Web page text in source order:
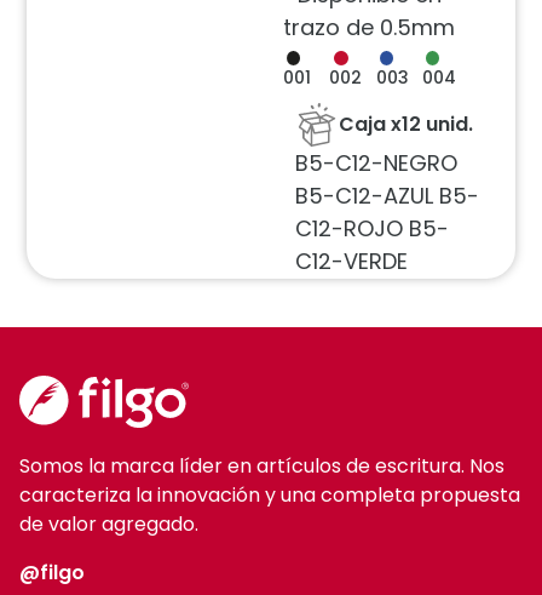
trazo de 0.5mm
001 002 003 004
Caja x12 unid.
B5-C12-NEGRO
B5-C12-AZUL B5-
C12-ROJO B5-
C12-VERDE
Somos la marca líder en artículos de escritura. Nos
caracteriza la innovación y una completa propuesta
de valor agregado.
@filgo